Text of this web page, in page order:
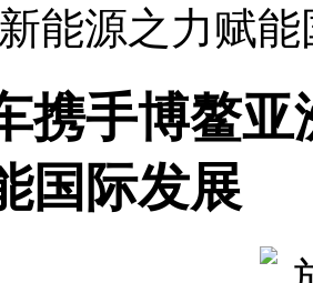
能源之力赋
携手博鳌
国际发展